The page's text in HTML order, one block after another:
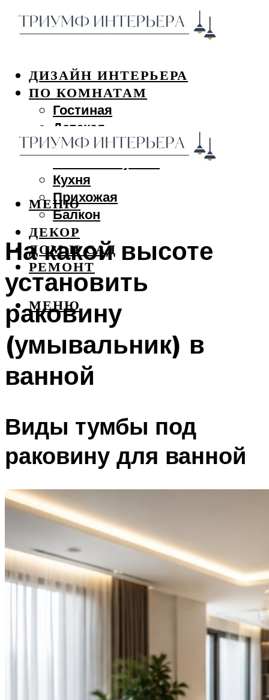
ДИЗАЙН ИНТЕРЬЕРА
ПО КОМНАТАМ
Гостиная
Детская
Спальня
Кухня
Прихожая
Балкон
ДЕКОР
ДОМ И САД
РЕМОНТ
МЕНЮ
МЕНЮ
На какой высоте
установить
раковину
(умывальник) в
ванной
Виды тумбы под
раковину для ванной